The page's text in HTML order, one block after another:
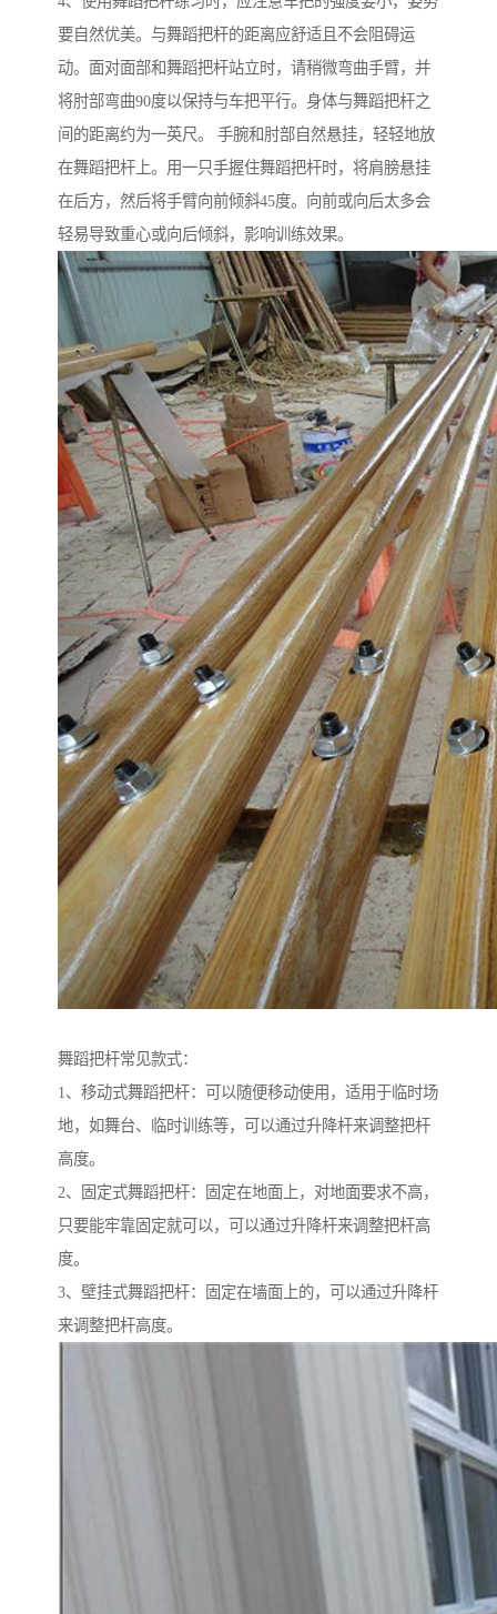
要自然优美。与舞蹈把杆的距离应舒适且不会阻碍运
动。面对面部和舞蹈把杆站立时，请稍微弯曲手臂，并
将肘部弯曲90度以保持与车把平行。身体与舞蹈把杆之
间的距离约为一英尺。 手腕和肘部自然悬挂，轻轻地放
在舞蹈把杆上。用一只手握住舞蹈把杆时，将肩膀悬挂
在后方，然后将手臂向前倾斜45度。向前或向后太多会
轻易导致重心或向后倾斜，影响训练效果。
舞蹈把杆常见款式：
1、移动式舞蹈把杆：可以随便移动使用，适用于临时场
地，如舞台、临时训练等，可以通过升降杆来调整把杆
高度。
2、固定式舞蹈把杆：固定在地面上，对地面要求不高，
只要能牢靠固定就可以，可以通过升降杆来调整把杆高
度。
3、壁挂式舞蹈把杆：固定在墙面上的，可以通过升降杆
来调整把杆高度。